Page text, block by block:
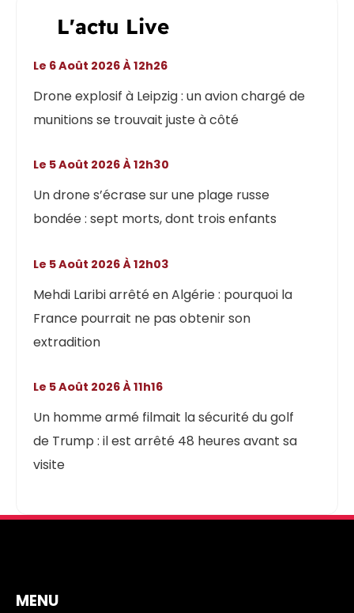
L'actu Live
Drone explosif à Leipzig : un avion chargé de
munitions se trouvait juste à côté
Le 6 Août 2026 À 12h26
Un drone s’écrase sur une plage russe
bondée : sept morts, dont trois enfants
Le 5 Août 2026 À 12h30
Mehdi Laribi arrêté en Algérie : pourquoi la
France pourrait ne pas obtenir son
extradition
Le 5 Août 2026 À 12h03
Un homme armé filmait la sécurité du golf
de Trump : il est arrêté 48 heures avant sa
visite
Le 5 Août 2026 À 11h16
MENU